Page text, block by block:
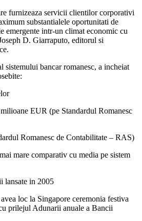
furnizeaza servicii clientilor corporativi
substantialele oportunitati de
emergente intr-un climat economic cu
D. Giarraputo, editorul si
sistemului bancar romanesc, a incheiat
EUR (pe Standardul Romanesc
Romanesc de Contabilitate – RAS)
mare comparativ cu media pe sistem
lansate in 2005
loc la Singapore ceremonia festiva
prilejul Adunarii anuale a Bancii